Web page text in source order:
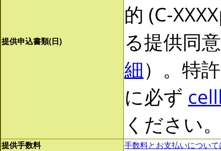
提供申込書類(日)
的 (C-
る提供同
細）。特
に必ず
ください
提供手数料
手数料とお支払いについ